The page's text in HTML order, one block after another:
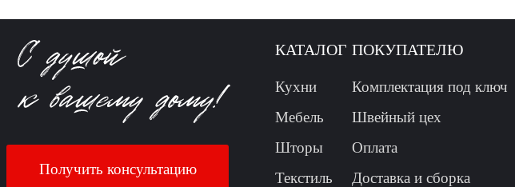
Получить консультацию
КАТАЛОГ
Кухни
Мебель
Шторы
Текстиль
ПОКУПАТЕЛЮ
Комплектация под ключ
Швейный цех
Оплата
Доставка и сборка